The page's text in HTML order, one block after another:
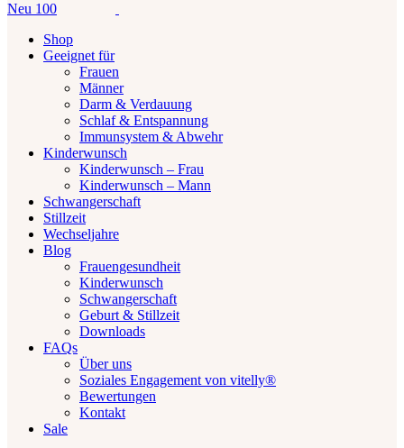
Shop
Geeignet für
Frauen
Männer
Darm & Verdauung
Schlaf & Entspannung
Immunsystem & Abwehr
Kinderwunsch
Kinderwunsch – Frau
Kinderwunsch – Mann
Schwangerschaft
Stillzeit
Wechseljahre
Blog
Frauengesundheit
Kinderwunsch
Schwangerschaft
Geburt & Stillzeit
Downloads
FAQs
Über uns
Soziales Engagement von vitelly®
Bewertungen
Kontakt
Sale